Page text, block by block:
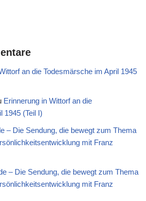
an die Todesmärsche im April 1945
Erinnerung in Wittorf an die
1945 (Teil I)
– Die Sendung, die bewegt zum Thema
mit Franz
– Die Sendung, die bewegt zum Thema
mit Franz